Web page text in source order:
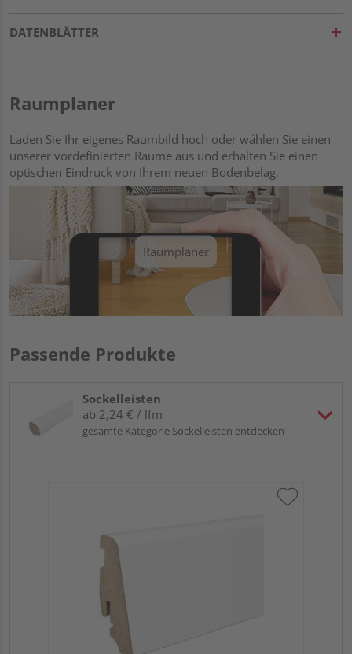
DATENBLÄTTER
Raumplaner
Laden Sie Ihr eigenes Raumbild hoch oder wählen Sie einen
unserer vordefinierten Räume aus und erhalten Sie einen
optischen Eindruck von Ihrem neuen Bodenbelag.
Raumplaner
Passende Produkte
Sockelleisten
ab 2,24 € / lfm
gesamte Kategorie Sockelleisten entdecken